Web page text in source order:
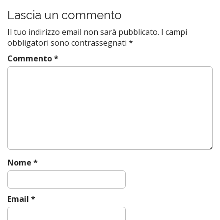
s
t
n
a
v
n
Lascia un commento
Il tuo indirizzo email non sarà pubblicato. I campi
obbligatori sono contrassegnati *
Commento*
Nome *
Email *